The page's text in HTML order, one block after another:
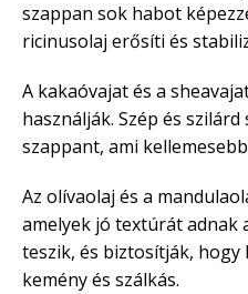
szappan sok habot
ricinusolaj erősíti és
A kakaóvajat és a
használják. Szép és
szappant, ami
Az olívaolaj és a
amelyek jó textúrát adnak
teszik, és biztosítják, hogy
kemény és szálkás.